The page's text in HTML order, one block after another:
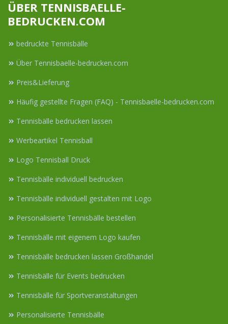
ÜBER TENNISBAELLE-
BEDRUCKEN.COM
bedruckte Tennisbälle
Über Tennisbaelle-bedrucken.com
Preis&Lieferung
Häufig gestellte Fragen (FAQ) - Tennisbaelle-bedrucken.com
Tennisbälle bedrucken lassen
Werbeartikel Tennisball
Logo Tennisball Druck
Tennisbälle individuell bedrucken
Tennisbälle individuell gestalten mit Logo
Personalisierte Tennisbälle bestellen
Tennisbälle mit eigenem Logo kaufen
Tennisbälle bedrucken lassen Großhandel
Tennisbälle für Events bedrucken
Tennisbälle für Sportveranstaltungen
Personalisierte Tennisbälle